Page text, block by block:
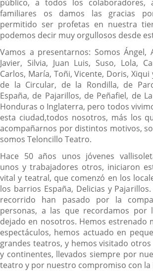
público, a todos los colaboradores,
familiares os damos las gracias
permitido ser profetas en nuestra
podemos decir muy orgullosos desde
Vamos a presentarnos: Somos Ángel,
Javier, Silvia, Juan Luis, Suso, Lola,
Carlos, María, Toñi, Vicente, Doris,
de la Circular, de la Rondilla, de
España, de Pajarillos, de Peñafiel, de
Honduras o Inglaterra, pero todos
esta ciudad,todos nosotros, más los
acompañarnos por distintos motivos,
somos Teloncillo Teatro.
Hace 50 años unos jóvenes
unos y trabajadores otros, iniciaron
vital y teatral, que comenzó en los
los barrios España, Delicias y
recorrido han pasado por la
personas, a las que recordamos por
dejado en nosotros. Hemos estrenado
espectáculos, hemos actuado en
grandes teatros, y hemos visitado
y continentes, llevados siempre por
teatro y por nuestro compromiso con la